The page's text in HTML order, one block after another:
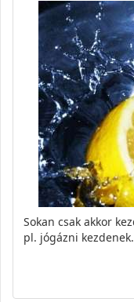
Sokan csak akkor
pl. jógázni